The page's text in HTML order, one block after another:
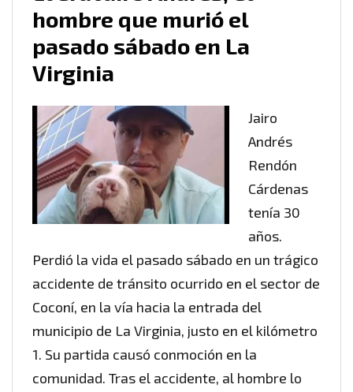
hombre que murió el
pasado sábado en La
Virginia
Jairo
Andrés
Rendón
Cárdenas
tenía 30
años.
Perdió la vida el pasado sábado en un trágico
accidente de tránsito ocurrido en el sector de
Coconí, en la vía hacia la entrada del
municipio de La Virginia, justo en el kilómetro
1. Su partida causó conmoción en la
comunidad. Tras el accidente, al hombre lo